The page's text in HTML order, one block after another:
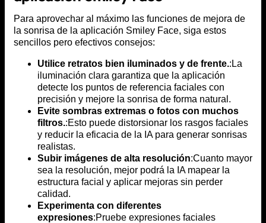
Para aprovechar al máximo las funciones de mejora de
la sonrisa de la aplicación Smiley Face, siga estos
sencillos pero efectivos consejos:
Utilice retratos bien iluminados y de frente.:La
iluminación clara garantiza que la aplicación
detecte los puntos de referencia faciales con
precisión y mejore la sonrisa de forma natural.
Evite sombras extremas o fotos con muchos
filtros.:Esto puede distorsionar los rasgos faciales
y reducir la eficacia de la IA para generar sonrisas
realistas.
Subir imágenes de alta resolución:Cuanto mayor
sea la resolución, mejor podrá la IA mapear la
estructura facial y aplicar mejoras sin perder
calidad.
Experimenta con diferentes
expresiones:Pruebe expresiones faciales